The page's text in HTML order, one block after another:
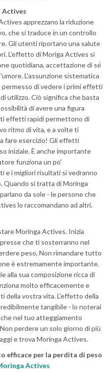
Actives
apprezzano la riduzione
che si traduce in un controllo
Gli utenti riportano una salute
L'effetto di Moriga Actives si
quotidiana, accettazione di sé
L'assunzione sistematica
permesso di vedere i primi effetti
utilizzo. Ciò significa che basta
di avere una figura
effetti rapidi permettono di
ritmo di vita, e a volte ti
fare esercizio! Gli effetti
iniziale. È anche importante
funziona un po'
e i migliori risultati si vedranno
Quando si tratta di Moringa
da sole - le persone che
lo raccomandano ad altri.
Moringa Actives. Inizia
che ti sosterranno nel
peso, Non rimandare tutto
è estremamente importante.
alla sua composizione ricca di
molto efficacemente e
della vostra vita. L'effetto della
tangibile - lo noterai
nel tuo atteggiamento
perdere un solo giorno di più
e trova Moringa Actives.
efficace per la perdita di peso
Actives